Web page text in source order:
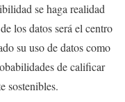
se haga realidad
los datos será el centro
su uso de datos como
de calificar
sostenibles.